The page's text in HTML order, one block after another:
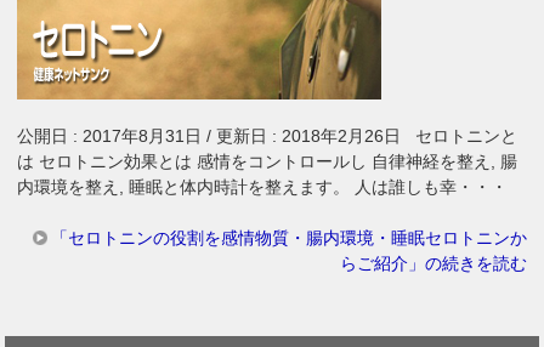
公開日 : 2017年8月31日 / 更新日 : 2018年2月26日 セロトニンと
は セロトニン効果とは 感情をコントロールし 自律神経を整え, 腸
内環境を整え, 睡眠と体内時計を整えます。 人は誰しも幸・・・
「セロトニンの役割を感情物質・腸内環境・睡眠セロトニンか
らご紹介」の続きを読む